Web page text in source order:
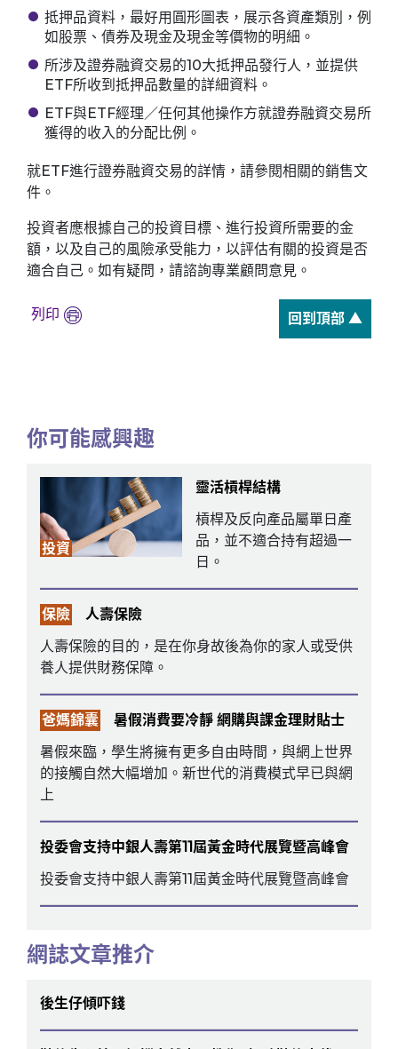
抵押品資料，最好用圓形圖表，展示各資產類別，例
如股票、債券及現金及現金等價物的明細。
所涉及證券融資交易的10大抵押品發行人，並提供
ETF所收到抵押品數量的詳細資料。
ETF與ETF經理／任何其他操作方就證券融資交易所
獲得的收入的分配比例。
就ETF進行證券融資交易的詳情，請參閱相關的銷售文
件。
投資者應根據自己的投資目標、進行投資所需要的金
額，以及自己的風險承受能力，以評估有關的投資是否
適合自己。如有疑問，請諮詢專業顧問意見。
列印 回到頂部 ▲
你可能感興趣
投資
靈活槓桿結構
槓桿及反向產品屬單日產
品，並不適合持有超過一
日。
保險
人壽保險
人壽保險的目的，是在你身故後為你的家人或受供
養人提供財務保障。
爸媽錦囊
暑假消費要冷靜 網購與課金理財貼士
暑假來臨，學生將擁有更多自由時間，與網上世界
的接觸自然大幅增加。新世代的消費模式早已與網
上
投委會支持中銀人壽第11屆黃金時代展覽暨高峰會
投委會支持中銀人壽第11屆黃金時代展覽暨高峰會
網誌文章推介
後生仔傾吓錢